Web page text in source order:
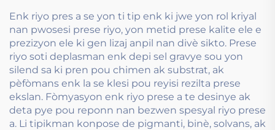
Enk riyo pres a se yon ti tip enk ki jwe yon rol kriyal
nan pwosesi prese riyo, yon metid prese kalite ele e
prezizyon ele ki gen lizaj anpil nan divè sikto. Prese
riyo soti deplasman enk depi sel gravye sou yon
silend sa ki pren pou chimen ak substrat, ak
pèfòmans enk la se klesi pou reyisi rezilta prese
ekslan. Fòmyasyon enk riyo prese a te desinye ak
deta pye pou reponn nan bezwen spesyal riyo prese
a. Li tipikman konpose de pigmanti, binè, solvans, ak